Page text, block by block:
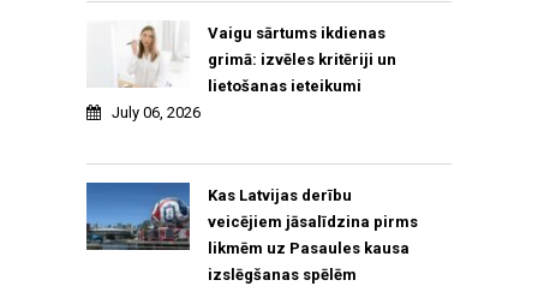
Vaigu sārtums ikdienas
grimā: izvēles kritēriji un
lietošanas ieteikumi
July 06, 2026
Kas Latvijas derību
veicējiem jāsalīdzina pirms
likmēm uz Pasaules kausa
izslēgšanas spēlēm